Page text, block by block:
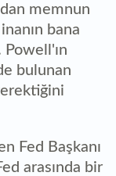
memnun
bana
bulunan
Fed Başkanı
arasında bir